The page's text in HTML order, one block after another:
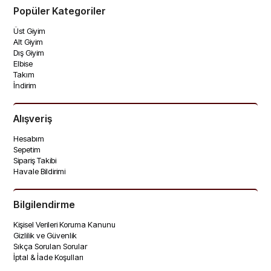
Popüler Kategoriler
Üst Giyim
Alt Giyim
Dış Giyim
Elbise
Takım
İndirim
Alışveriş
Hesabım
Sepetim
Sipariş Takibi
Havale Bildirimi
Bilgilendirme
Kişisel Verileri Koruma Kanunu
Gizlilik ve Güvenlik
Sıkça Sorulan Sorular
İptal & İade Koşulları